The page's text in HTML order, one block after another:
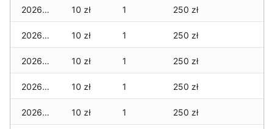
2026-06-03 10 zł 1 250 zł
2026-06-02 10 zł 1 250 zł
2026-06-01 10 zł 1 250 zł
2026-05-31 10 zł 1 250 zł
2026-05-30 10 zł 1 250 zł